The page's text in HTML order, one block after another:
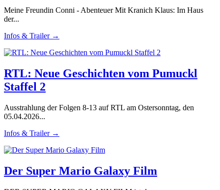
Meine Freundin Conni - Abenteuer Mit Kranich Klaus: Im Haus
der...
Infos & Trailer →
RTL: Neue Geschichten vom Pumuckl
Staffel 2
Ausstrahlung der Folgen 8-13 auf RTL am Ostersonntag, den
05.04.2026...
Infos & Trailer →
Der Super Mario Galaxy Film